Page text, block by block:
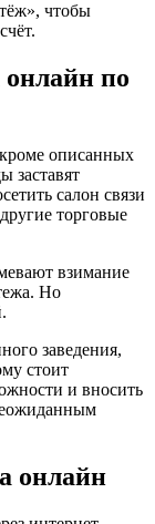
чтобы
по
описанных
заставят
салон связи
торговые
взимание
Но
заведения,
стоит
и вносить
онлайн